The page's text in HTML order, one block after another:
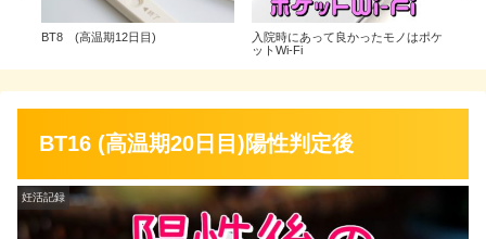
BT8 (高温期12日目)
入院時にあって良かったモノはポケ
ットWi-Fi
BT16 (高温期20日目)陽性判定後
妊活記録